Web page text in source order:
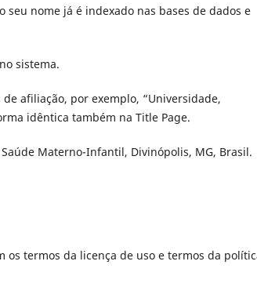
nome já é indexado nas bases de dados e
sistema.
afiliação, por exemplo, “Universidade,
idêntica também na Title Page.
Materno-Infantil, Divinópolis, MG, Brasil.
termos da licença de uso e termos da